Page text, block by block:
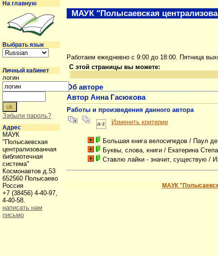
Работаем ежедневно с 9:00 до 18:00. Пятница
С этой страницы вы можете:
Об авторе
Автор Анна Гасюкова
Работы и произведения данного автора
Изменить критерии
Большая книга велосипедов / Паул
Буквы, слова, книги / Екатерина
Ставлю лайки - значит, существую /
МАУК
МАУК "Полысаевская
На главную
Выбрать язык
Личный кабинет
логин
Забыли пароль?
Адрес
МАУК
"Полысаевская
централизованная
библиотечная
система"
Космонавтов д.53
652560 Полысаево
Россия
+7 (38456) 4-40-97,
4-40-58.
написать нам
письмо